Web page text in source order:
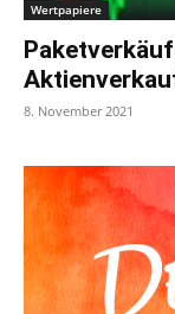
Wertpapiere
8. November 2021